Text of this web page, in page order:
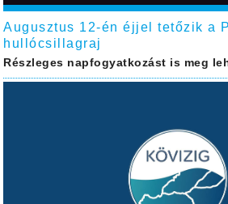
Augusztus 12-én éjjel tetőzik a
hullócsillagraj
Részleges napfogyatkozást is meg